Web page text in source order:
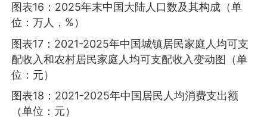
图表16：2025年末中国大陆人口数及其构成（单
位：万人，%）
图表17：2021-2025年中国城镇居民家庭人均可支
配收入和农村居民家庭人均可支配收入变动图（单
位：元）
图表18：2021-2025年中国居民人均消费支出额
（单位：元）